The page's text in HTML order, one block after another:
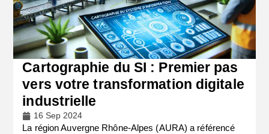
Cartographie du SI : Premier pas
vers votre transformation digitale
industrielle
16 Sep 2024
La région Auvergne Rhône-Alpes (AURA) a référencé